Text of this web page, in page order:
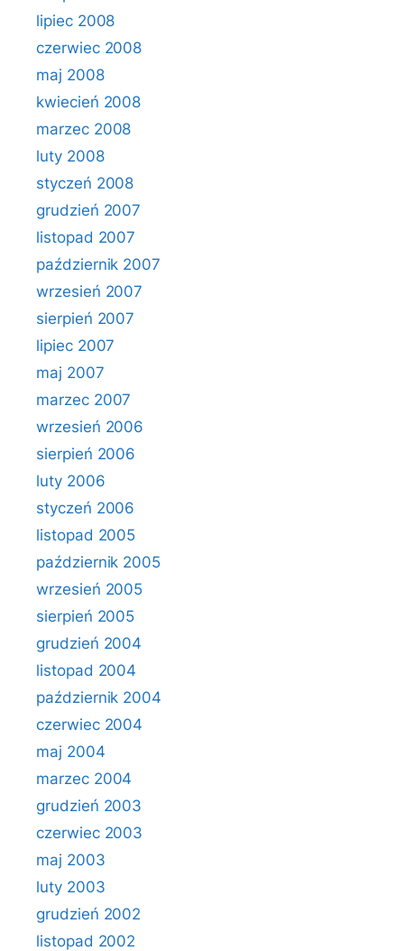
lipiec 2008
czerwiec 2008
maj 2008
kwiecień 2008
marzec 2008
luty 2008
styczeń 2008
grudzień 2007
listopad 2007
październik 2007
wrzesień 2007
sierpień 2007
lipiec 2007
maj 2007
marzec 2007
wrzesień 2006
sierpień 2006
luty 2006
styczeń 2006
listopad 2005
październik 2005
wrzesień 2005
sierpień 2005
grudzień 2004
listopad 2004
październik 2004
czerwiec 2004
maj 2004
marzec 2004
grudzień 2003
czerwiec 2003
maj 2003
luty 2003
grudzień 2002
listopad 2002